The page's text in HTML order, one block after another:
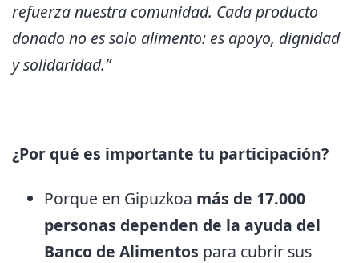
refuerza nuestra comunidad. Cada producto
donado no es solo alimento: es apoyo, dignidad
y solidaridad.”
¿Por qué es importante tu participación?
Porque en Gipuzkoa más de 17.000
personas dependen de la ayuda del
Banco de Alimentos para cubrir sus